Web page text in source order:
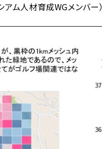
ム人材育成WGメンバー）